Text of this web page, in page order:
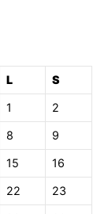
L S
1 2
8 9
15 16
22 23